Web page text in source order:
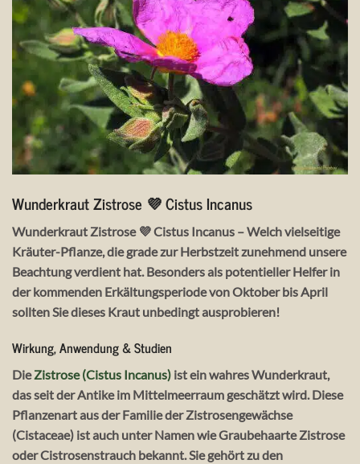
Wunderkraut Zistrose 💜 Cistus Incanus
Wunderkraut Zistrose 💜 Cistus Incanus – Welch vielseitige
Kräuter-Pflanze, die grade zur Herbstzeit zunehmend unsere
Beachtung verdient hat. Besonders als potentieller Helfer in
der kommenden Erkältungsperiode von Oktober bis April
sollten Sie dieses Kraut unbedingt ausprobieren!
Wirkung, Anwendung & Studien
DieZistrose (Cistus Incanus) ist ein wahresWunderkraut,
das seit der Antike im Mittelmeerraum geschätzt wird. Diese
Pflanzenart aus der Familie der Zistrosengewächse
(Cistaceae) ist auch unter Namen wieGraubehaarte Zistrose
oderCistrosenstrauch bekannt. Sie gehört zu den